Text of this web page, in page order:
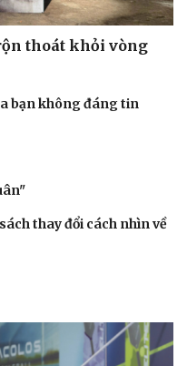
thoát khỏi vòng
bạn không đáng tin
thay đổi cách nhìn về